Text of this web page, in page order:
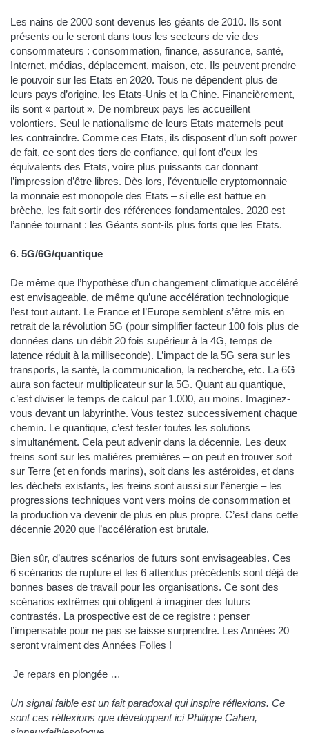
Les nains de 2000 sont devenus les géants de 2010. Ils sont
présents ou le seront dans tous les secteurs de vie des
consommateurs : consommation, finance, assurance, santé,
Internet, médias, déplacement, maison, etc. Ils peuvent prendre
le pouvoir sur les Etats en 2020. Tous ne dépendent plus de
leurs pays d’origine, les Etats-Unis et la Chine. Financièrement,
ils sont « partout ». De nombreux pays les accueillent
volontiers. Seul le nationalisme de leurs Etats maternels peut
les contraindre. Comme ces Etats, ils disposent d’un soft power
de fait, ce sont des tiers de confiance, qui font d’eux les
équivalents des Etats, voire plus puissants car donnant
l’impression d’être libres. Dès lors, l’éventuelle cryptomonnaie –
la monnaie est monopole des Etats – si elle est battue en
brèche, les fait sortir des références fondamentales. 2020 est
l’année tournant : les Géants sont-ils plus forts que les Etats.
6. 5G/6G/quantique
De même que l’hypothèse d’un changement climatique accéléré
est envisageable, de même qu’une accélération technologique
l’est tout autant. Le France et l’Europe semblent s’être mis en
retrait de la révolution 5G (pour simplifier facteur 100 fois plus de
données dans un débit 20 fois supérieur à la 4G, temps de
latence réduit à la milliseconde). L’impact de la 5G sera sur les
transports, la santé, la communication, la recherche, etc. La 6G
aura son facteur multiplicateur sur la 5G. Quant au quantique,
c’est diviser le temps de calcul par 1.000, au moins. Imaginez-
vous devant un labyrinthe. Vous testez successivement chaque
chemin. Le quantique, c’est tester toutes les solutions
simultanément. Cela peut advenir dans la décennie. Les deux
freins sont sur les matières premières – on peut en trouver soit
sur Terre (et en fonds marins), soit dans les astéroïdes, et dans
les déchets existants, les freins sont aussi sur l’énergie – les
progressions techniques vont vers moins de consommation et
la production va devenir de plus en plus propre. C’est dans cette
décennie 2020 que l’accélération est brutale.
Bien sûr, d’autres scénarios de futurs sont envisageables. Ces
6 scénarios de rupture et les 6 attendus précédents sont déjà de
bonnes bases de travail pour les organisations. Ce sont des
scénarios extrêmes qui obligent à imaginer des futurs
contrastés. La prospective est de ce registre : penser
l’impensable pour ne pas se laisse surprendre. Les Années 20
seront vraiment des Années Folles !
Je repars en plongée …
Un signal faible est un fait paradoxal qui inspire réflexions. Ce
sont ces réflexions que développent ici Philippe Cahen,